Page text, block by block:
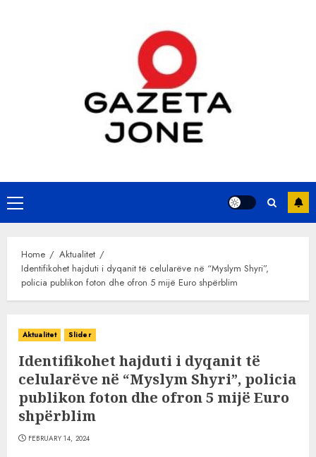
Primary
Menu
Home
Aktualitet
Identifikohet hajduti i dyqanit të celularëve në “Myslym Shyri”,
policia publikon foton dhe ofron 5 mijë Euro shpërblim
Aktualitet Slider
Identifikohet hajduti i dyqanit të
celularëve në “Myslym Shyri”, policia
publikon foton dhe ofron 5 mijë Euro
shpërblim
FEBRUARY 14, 2024